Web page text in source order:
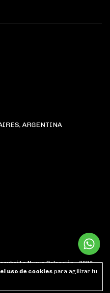
uso de cookies para agilizar tu
ARGENTINA
La Nueva Colección - 2026.
reclamos